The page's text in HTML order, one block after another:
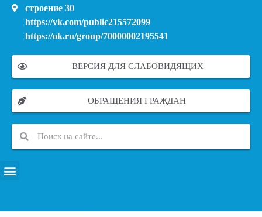
строение 30
https://vk.com/public215572099
https://ok.ru/group/70000002195541
ВЕРСИЯ ДЛЯ СЛАБОВИДЯЩИХ
ОБРАЩЕНИЯ ГРАЖДАН